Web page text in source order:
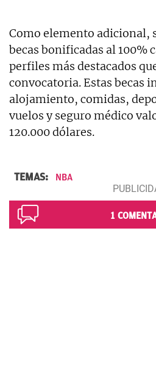
Como elemento adicional,
becas bonificadas al 100%
perfiles más destacados
convocatoria. Estas becas
alojamiento, comidas,
vuelos y seguro médico
120.000 dólares.
TEMAS: NBA
1